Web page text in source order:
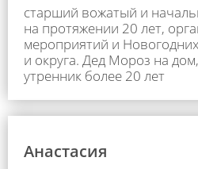
старший вожатый и
на протяжении 20 лет,
мероприятий и
и округа. Дед Мороз на
утренник более 20 лет
Анастасия